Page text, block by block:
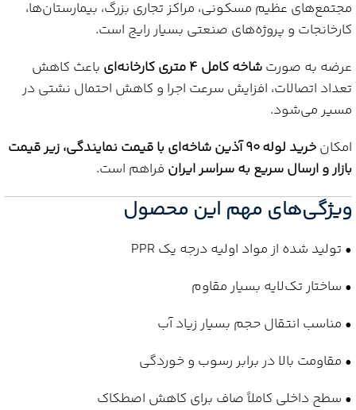
مجتمع‌های عظیم مسکونی، مراکز تجاری بزرگ، بیمارستان‌ها،
کارخانجات و پروژه‌های صنعتی بسیار رایج است.
عرضه به صورتشاخه کامل 4 متری کارخانه‌ای
باعث کاهش
تعداد اتصالات، افزایش سرعت اجرا و کاهش احتمال نشتی در
مسیر می‌شود.
امکان
خرید لوله 90 آذین شاخه‌ای با قیمت نمایندگی، زیر قیمت
بازار و ارسال سریع به سراسر ایران فراهم است.
ویژگی‌های مهم این محصول
• تولید شده از مواد اولیه درجه یک PPR
• ساختار تک‌لایه بسیار مقاوم
• مناسب انتقال حجم بسیار زیاد آب
• مقاومت بالا در برابر رسوب و خوردگی
• سطح داخلی کاملاً صاف برای کاهش اصطکاک